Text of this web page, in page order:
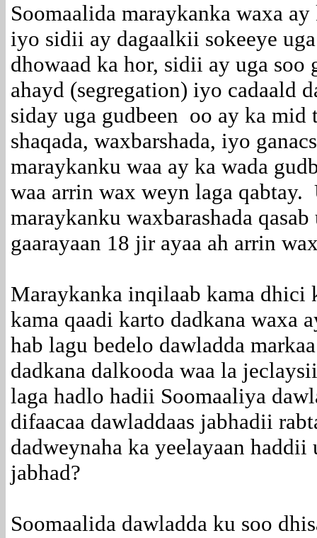
Soomaalida maraykanka waxa
iyo sidii ay dagaalkii sokeeye
dhowaad ka hor, sidii ay uga
ahayd (segregation) iyo cadaald
siday uga gudbeen oo ay ka mid
shaqada, waxbarshada, iyo
maraykanku waa ay ka wada
waa arrin wax weyn laga
maraykanku waxbarashada
gaarayaan 18 jir ayaa ah arrin
Maraykanka inqilaab kama dhici
kama qaadi karto dadkana waxa
hab lagu bedelo dawladda
dadkana dalkooda waa la
laga hadlo hadii Soomaaliya
difaacaa dawladdaas jabhadii
dadweynaha ka yeelayaan
jabhad?
Soomaalida dawladda ku soo